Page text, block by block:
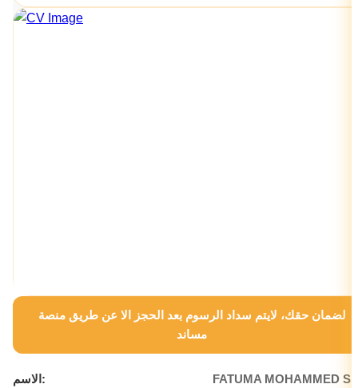
لضمان حقك، لايتم سداد الرسوم بعد الحجز الا عن طريق منصة
مساند
الاسم: FATUMA MOHAMMED